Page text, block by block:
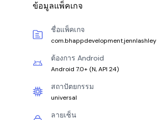
ข้อมูลแพ็คเกจ
ชื่อแพ็คเกจ
com.bhappdevelopment.jennlashley
ต้องการ Android
Android 7.0+ (N, API 24)
สถาปัตยกรรม
universal
ลายเซ็น